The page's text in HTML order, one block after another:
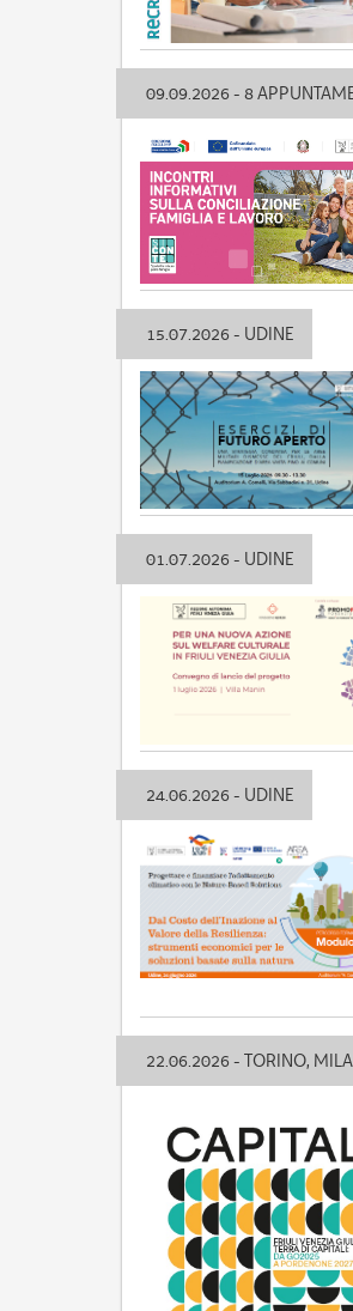
09.09.2026 - 8
15.07.2026 - UDINE
01.07.2026 - UDINE
24.06.2026 - UDINE
22.06.2026 - TORINO,